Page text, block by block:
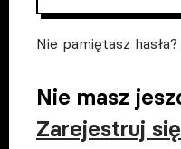
Nie pamiętasz hasła?
Nie masz
Zarejestruj się